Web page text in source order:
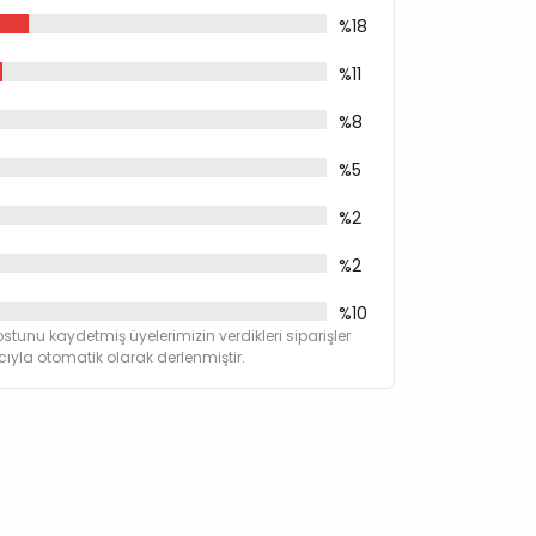
%18
%11
%8
%5
%2
%2
%10
kaydetmiş üyelerimizin verdikleri siparişler
otomatik olarak derlenmiştir.